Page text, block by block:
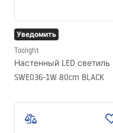
Уведомить
Toolight
Настенный LED светиль
SWE036-1W 80cm BLACK